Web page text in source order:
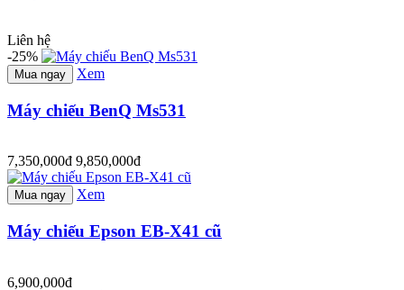
Liên hệ
-25%
Mua ngay Xem
Máy chiếu BenQ Ms531
7,350,000đ 9,850,000đ
Mua ngay Xem
Máy chiếu Epson EB-X41 cũ
6,900,000đ